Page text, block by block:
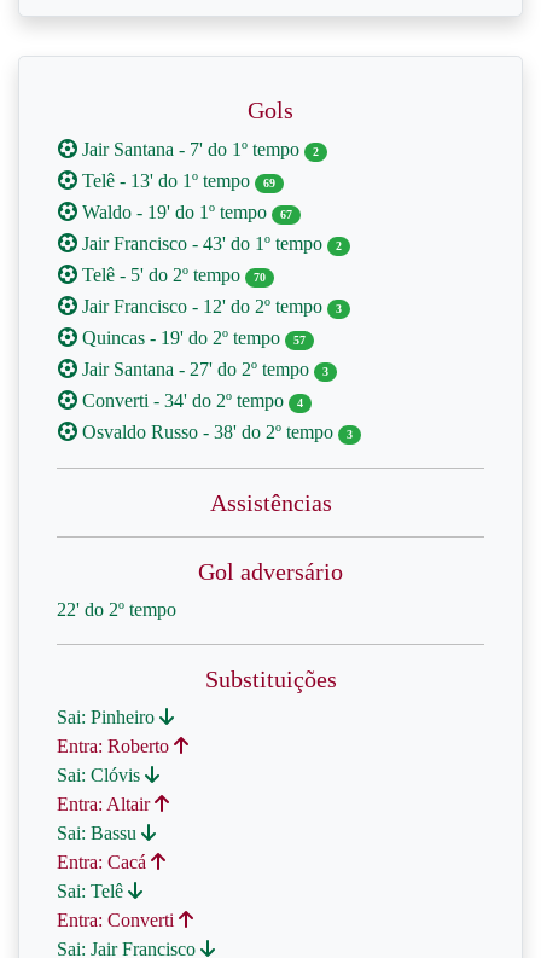
Gols
Jair Santana - 7' do 1º tempo 2
Telê - 13' do 1º tempo 69
Waldo - 19' do 1º tempo 67
Jair Francisco - 43' do 1º tempo 2
Telê - 5' do 2º tempo 70
Jair Francisco - 12' do 2º tempo 3
Quincas - 19' do 2º tempo 57
Jair Santana - 27' do 2º tempo 3
Converti - 34' do 2º tempo 4
Osvaldo Russo - 38' do 2º tempo 3
Assistências
Gol adversário
22' do 2º tempo
Substituições
Sai: Pinheiro
Entra: Roberto
Sai: Clóvis
Entra: Altair
Sai: Bassu
Entra: Cacá
Sai: Telê
Entra: Converti
Sai: Jair Francisco